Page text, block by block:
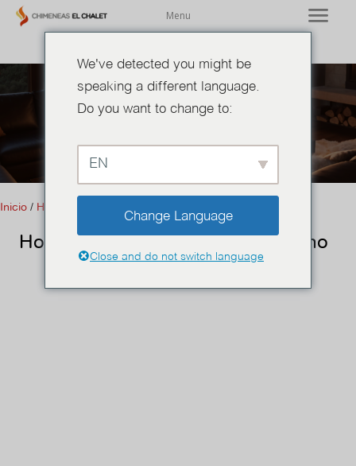
Menu
Hornos de pizza
Inicio / Hornos de pizza
Horno alfa portable línea moderno
We've detected you might be
speaking a different language.
Do you want to change to:
EN
Change Language
Close and do not switch language